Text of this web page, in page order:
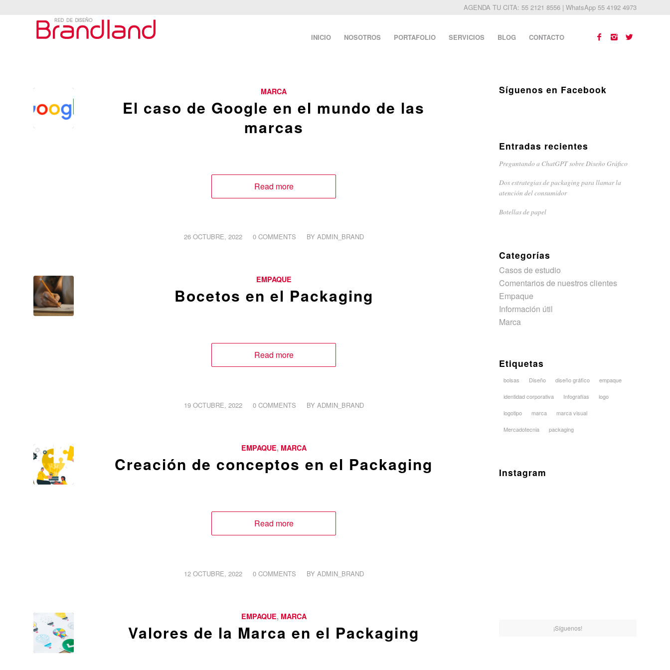
AGENDA TU CITA: 55 2121 8556 | WhatsApp 55 4192 4973
INICIO NOSOTROS PORTAFOLIO SERVICIOS BLOG CONTACTO
MARCA
El caso de Google en el mundo de las
marcas
Read more
26 OCTUBRE, 2022
/ 0 COMMENTS
/ BY ADMIN_BRAND
EMPAQUE
Bocetos en el Packaging
Read more
19 OCTUBRE, 2022
/ 0 COMMENTS
/ BY ADMIN_BRAND
EMPAQUE, MARCA
Creación de conceptos en el Packaging
Read more
12 OCTUBRE, 2022
/ 0 COMMENTS
/ BY ADMIN_BRAND
EMPAQUE, MARCA
Valores de la Marca en el Packaging
Síguenos en Facebook
Entradas recientes
Preguntando a ChatGPT sobre Diseño Gráfico
Dos estrategias de packaging para llamar la
atención del consumidor
Botellas de papel
Categorías
Casos de estudio
Comentarios de nuestros clientes
Empaque
Información útil
Marca
Etiquetas
bolsas Diseño diseño gráfico empaque
identidad corporativa Infografías logo
logotipo marca marca visual
Mercadotecnia packaging
Instagram
¡Síguenos!